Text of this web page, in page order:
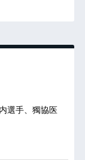
選手、獨協医